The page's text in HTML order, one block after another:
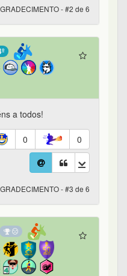
- #2 de 6
a todos!
0 0
- #3 de 6